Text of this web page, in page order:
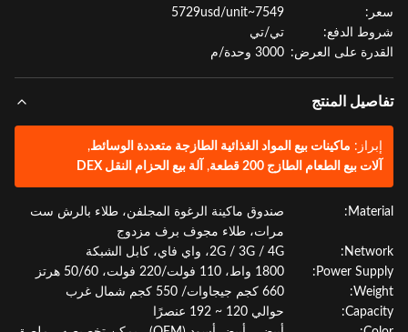
الدفع:
تي/تي
على العرض:
3000 وحدة/م
المنتج
ماكينات بيع المواد الغذائية الطازجة متعددة الوسائط,
بيع الطعام الطازج 200 قطعة
,آلة بيع الحزام النقل DEX
صندوق ماكينة الرغوة المجلفن، طلاء بالرش ست
مرات، طلاء مجوف برف مزدوج
2G / 3G / 4G، واي فاي، كابل الشبكة
Power
حوالي 120 ~ 192 عنصرًا